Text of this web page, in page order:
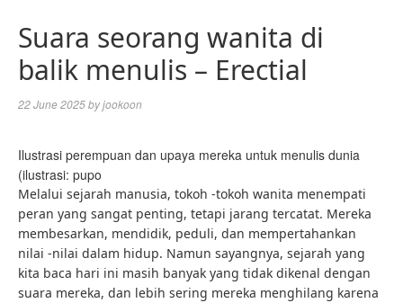
Suara seorang wanita di
balik menulis – Erectial
22 June 2025byjookoon
Ilustrasi perempuan dan upaya mereka untuk menulis dunia
(ilustrasi: pupo
Melalui sejarah manusia, tokoh -tokoh wanita menempati
peran yang sangat penting, tetapi jarang tercatat. Mereka
membesarkan, mendidik, peduli, dan mempertahankan
nilai -nilai dalam hidup. Namun sayangnya, sejarah yang
kita baca hari ini masih banyak yang tidak dikenal dengan
suara mereka, dan lebih sering mereka menghilang karena